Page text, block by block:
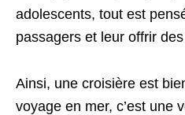
adolescents, tout est
passagers et leur offrir
Ainsi, une croisière est
voyage en mer, c’est une